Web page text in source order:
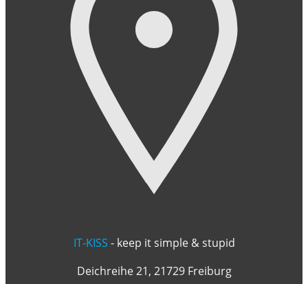
IT-KISS - keep it simple & stupid
Deichreihe 21, 21729 Freiburg